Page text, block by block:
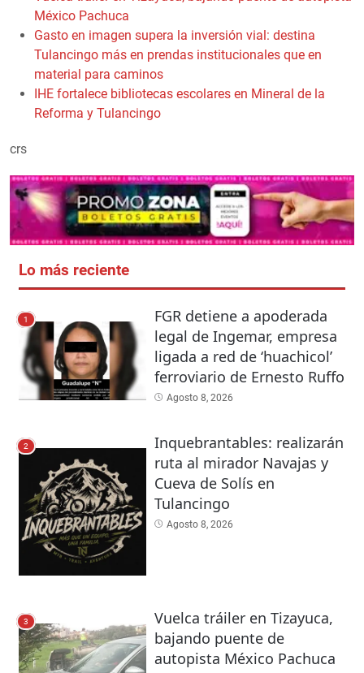
México Pachuca
Gasto en imagen supera la inversión vial: destina
Tulancingo más en prendas institucionales que en
material para caminos
IHE fortalece bibliotecas escolares en Mineral de la
Reforma y Tulancingo
crs
Lo más reciente
1
FGR detiene a apoderada
legal de Ingemar, empresa
ligada a red de ‘huachicol’
ferroviario de Ernesto Ruffo
Agosto 8, 2026
2
Inquebrantables: realizarán
ruta al mirador Navajas y
Cueva de Solís en
Tulancingo
Agosto 8, 2026
3
Vuelca tráiler en Tizayuca,
bajando puente de
autopista México Pachuca